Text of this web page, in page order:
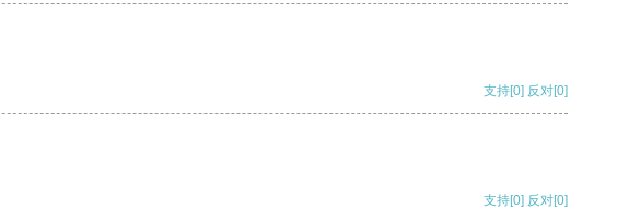
支持[0] 反对[0]
支持[0] 反对[0]